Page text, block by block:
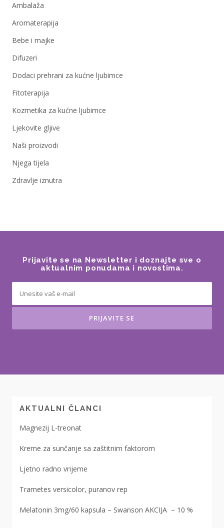
Ambalaža
Aromaterapija
Bebe i majke
Difuzeri
Dodaci prehrani za kućne ljubimce
Fitoterapija
Kozmetika za kućne ljubimce
Ljekovite gljive
Naši proizvodi
Njega tijela
Zdravlje iznutra
Prijavite se na Newsletter i doznajte sve o
aktualnim ponudama i novostima.
AKTUALNI ČLANCI
Magnezij L-treonat
Kreme za sunčanje sa zaštitnim faktorom
Ljetno radno vrijeme
Trametes versicolor, puranov rep
Melatonin 3mg/60 kapsula – Swanson AKCIJA – 10 %